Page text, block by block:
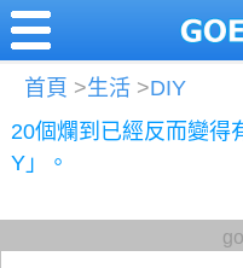
首頁 >生活 >DIY
20個爛到已經反而變得
Y」。